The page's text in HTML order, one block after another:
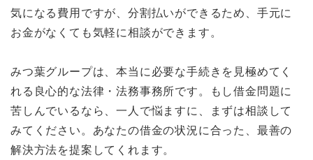
気になる費用ですが、分割払いができるため、手元に
お金がなくても気軽に相談ができます。
みつ葉グループは、本当に必要な手続きを見極めてく
れる良心的な法律・法務事務所です。もし借金問題に
苦しんでいるなら、一人で悩ますに、まずは相談して
みてください。あなたの借金の状況に合った、最善の
解決方法を提案してくれます。